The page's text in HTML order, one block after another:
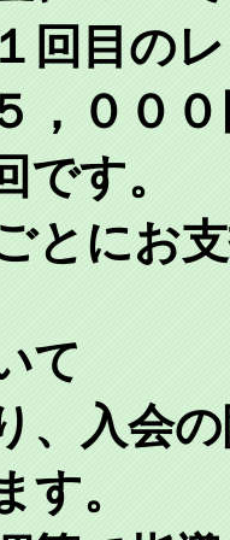
回目の
，００
です。
とにお
て
、入会
す。